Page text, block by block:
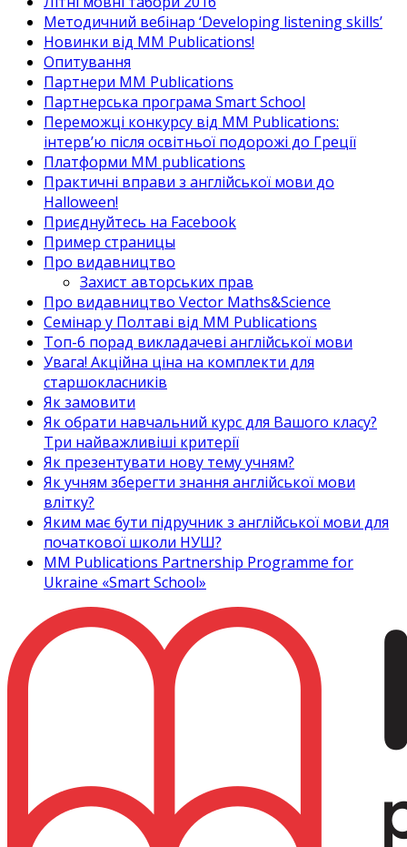
Методичний вебінар ‘Developing listening skills’
Новинки від MM Publications!
Опитування
Партнери MM Publications
Партнерська програма Smart School
Переможці конкурсу від MM Publications:
інтерв’ю після освітньої подорожі до Греції
Платформи MM publications
Практичні вправи з англійської мови до
Halloween!
Приєднуйтесь на Facebook
Пример страницы
Про видавництво
Захист авторських прав
Про видавництво Vector Maths&Science
Семінар у Полтаві від MM Publications
Топ-6 порад викладачеві англійської мови
Увага! Акційна ціна на комплекти для
старшокласників
Як замовити
Як обрати навчальний курс для Вашого класу?
Три найважливіші критерії
Як презентувати нову тему учням?
Як учням зберегти знання англійської мови
влітку?
Яким має бути підручник з англійської мови для
початкової школи НУШ?
MM Publications Partnership Programme for
Ukraine «Smart School»